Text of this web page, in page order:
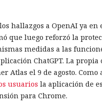
hallazgos a OpenAI ya en
que luego reforzó la
medidas a las
ChatGPT. La propia
Atlas el 9 de agosto. Como
usuarios la aplicación de
para Chrome.